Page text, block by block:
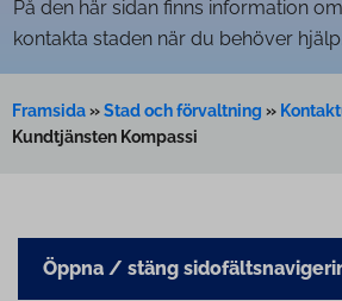
På den här sidan finns information
kontakta staden när du behöver hjälp.
Framsida»Stad och förvaltning »
Kundtjänsten Kompassi
Öppna / stäng